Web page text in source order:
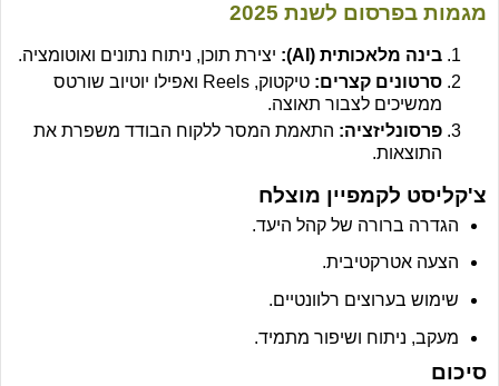
מגמות בפרסום לשנת 2025
בינה מלאכותית (AI):
יצירת תוכן, ניתוח נתונים ואוטומציה.
סרטונים קצרים:
טיקטוק, Reels ואפילו יוטיוב שורטס
ממשיכים לצבור תאוצה.
פרסונליזציה: התאמת המסר ללקוח הבודד משפרת את
התוצאות.
צ'קליסט לקמפיין מוצלח
הגדרה ברורה של קהל היעד.
הצעה אטרקטיבית.
שימוש בערוצים רלוונטיים.
מעקב, ניתוח ושיפור מתמיד.
סיכום